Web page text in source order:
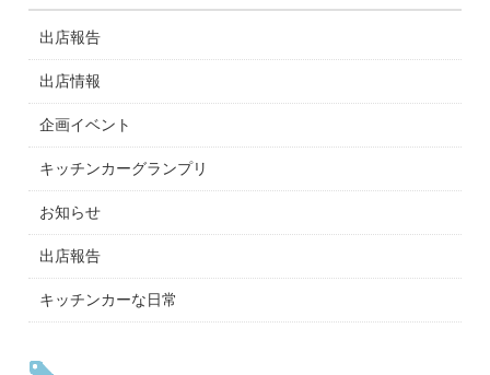
出店報告
出店情報
企画イベント
キッチンカーグランプリ
お知らせ
出店報告
キッチンカーな日常